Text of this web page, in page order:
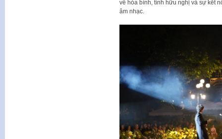
về hòa bình, tình hữu nghị và sự kết
âm nhạc.